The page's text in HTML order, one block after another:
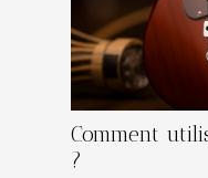
Comment
?